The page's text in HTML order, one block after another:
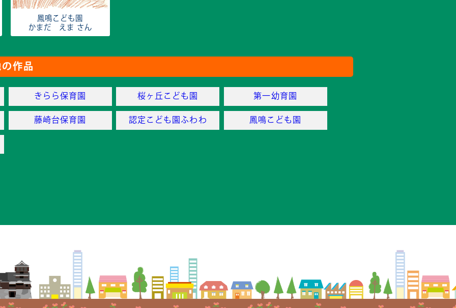
鳳鳴こども園
かまだ えま さん
作品
きらら保育園 桜ヶ丘こども園 第一幼育園
藤崎台保育園 認定こども園ふわわ 鳳鳴こども園